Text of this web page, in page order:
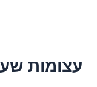
עצומות